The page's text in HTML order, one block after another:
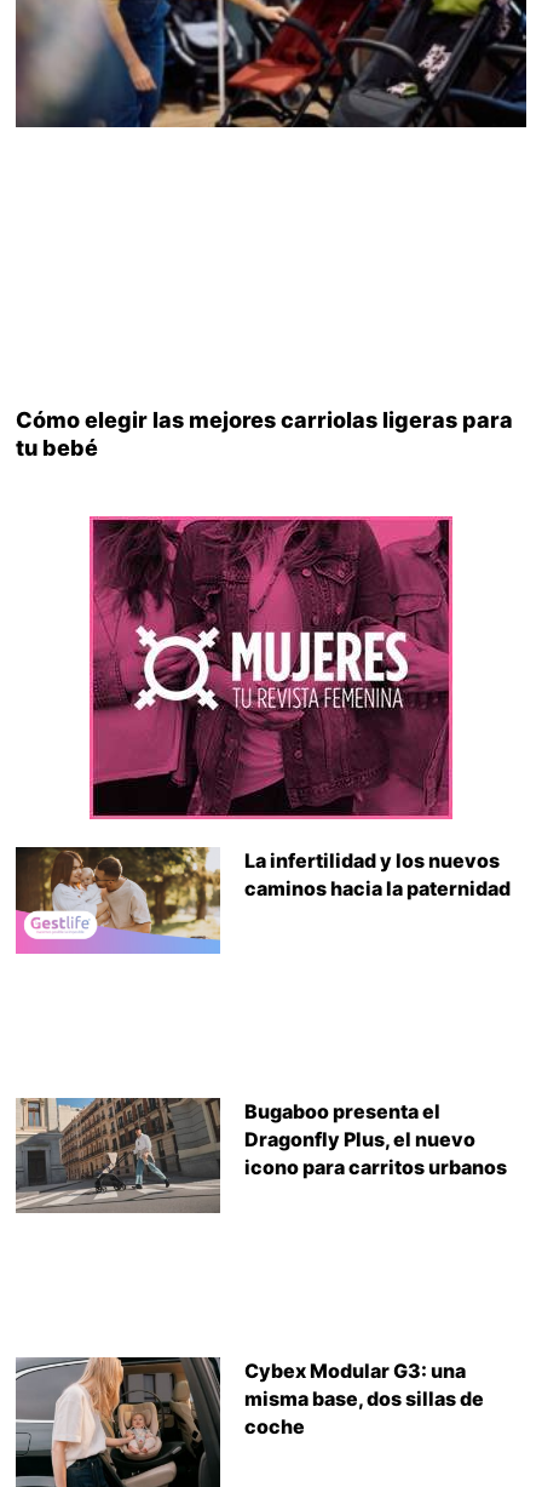
Cómo elegir las mejores carriolas ligeras para
tu bebé
La infertilidad y los nuevos
caminos hacia la paternidad
Bugaboo presenta el
Dragonfly Plus, el nuevo
icono para carritos urbanos
Cybex Modular G3: una
misma base, dos sillas de
coche